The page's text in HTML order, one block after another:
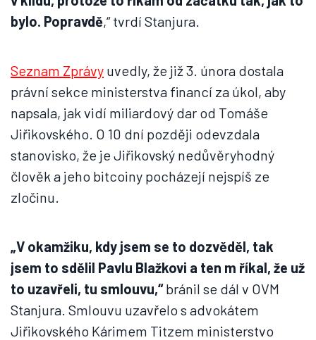
bylo. Popravdě,“ tvrdí Stanjura.
Seznam Zprávy uvedly, že již 3. února dostala
právní sekce ministerstva financí za úkol, aby
napsala, jak vidí miliardový dar od Tomáše
Jiřikovského. O 10 dní později odevzdala
stanovisko, že je Jiřikovský nedůvěryhodný
člověk a jeho bitcoiny pocházejí nejspíš ze
zločinu.
„V okamžiku, kdy jsem se to dozvěděl, tak
jsem to sdělil Pavlu Blažkovi a ten m říkal, že už
to uzavřeli, tu smlouvu,“bránil se dál v OVM
Stanjura. Smlouvu uzavřelo s advokátem
Jiřikovského Kárimem Titzem ministerstvo